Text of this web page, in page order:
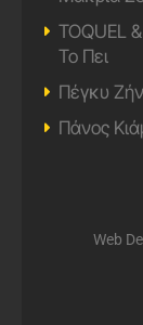
TOQUEL
Το Πει
Πέγκυ
Πάνος
Web